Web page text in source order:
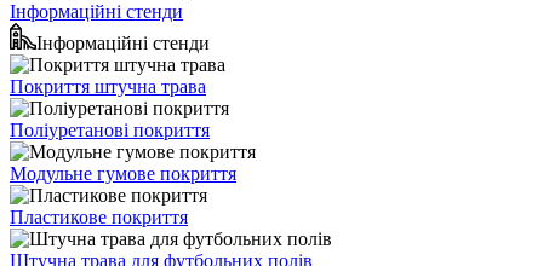
Інформаційні стенди
Інформаційні стенди
Покриття штучна трава
Поліуретанові покриття
Модульне гумове покриття
Пластикове покриття
Штучна трава для футбольних полів